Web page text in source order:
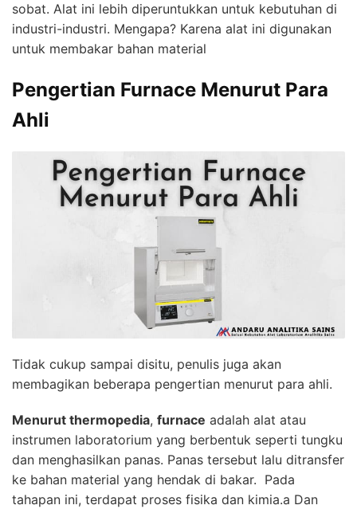
sobat. Alat ini lebih diperuntukkan untuk kebutuhan di
industri-industri. Mengapa? Karena alat ini digunakan
untuk membakar bahan material
Pengertian Furnace Menurut Para
Ahli
Tidak cukup sampai disitu, penulis juga akan
membagikan beberapa pengertian menurut para ahli.
Menurut thermopedia, furnace adalah alat atau
instrumen laboratorium yang berbentuk seperti tungku
dan menghasilkan panas. Panas tersebut lalu ditransfer
ke bahan material yang hendak di bakar. Pada
tahapan ini, terdapat proses fisika dan kimia.a Dan